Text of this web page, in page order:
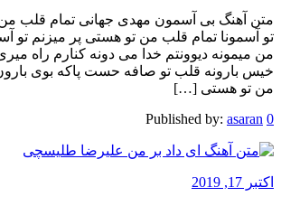
متن آهنگ بی آسمون مهدی جهانی تمام قلب
تو آسمونا تمام قلب من تو هستی پر میزنم تو
من میمونه دیوونتم خدا می دونه کنارم راه میری
خیس بارونه قلب تو صافه حست پاکه بوی
من تو هستی […]
Published by: asaran 0
اکتبر 17, 2019